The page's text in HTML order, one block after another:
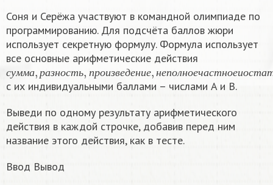
Соня и Серёжа участвуют в командной олимпиаде по
программированию. Для подсчёта баллов жюри
использует секретную формулу. Формула использует
все основные арифметические действия
с умма разн ость п р о и з в е д е н и е н е п ол н о е ч а с т н о е и о с т а
сум ма,разнос ть,произведение ,неполное
с их индивидуальными баллами – числами A и B.
Выведи по одному результату арифметического
действия в каждой строчке, добавив перед ним
название этого действия, как в тесте.
Ввод Вывод